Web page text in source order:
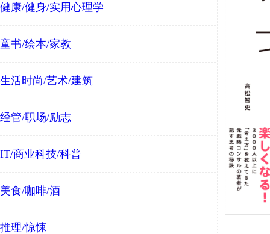
健康/健身/实用心理学
童书/绘本/家教
生活时尚/艺术/建筑
经管/职场/励志
IT/商业科技/科普
美食/咖啡/酒
推理/惊悚